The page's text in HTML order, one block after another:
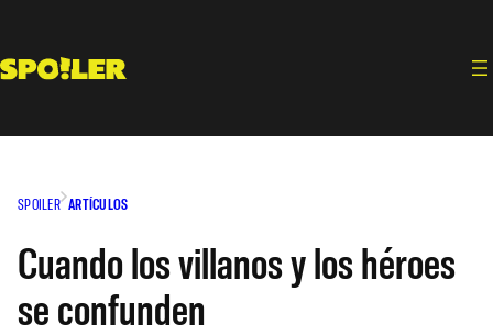
contenido
SPOILER ARTÍCULOS
Cuando los villanos y los héroes
se confunden